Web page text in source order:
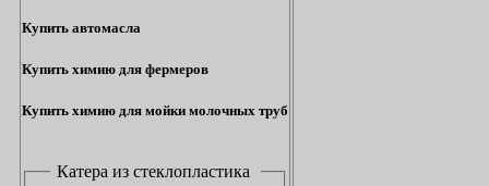
Купить автомасла
Купить химию для фермеров
Купить химию для мойки молочных труб
Катера из стеклопластика